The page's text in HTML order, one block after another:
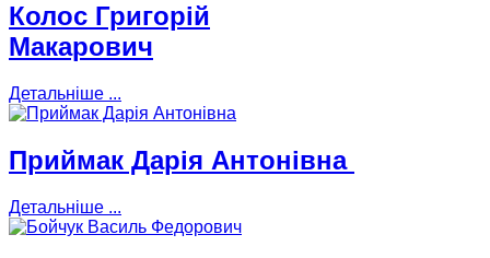
Колос Григорій
Макарович
Детальніше ...
Приймак Дарія Антонівна
Детальніше ...